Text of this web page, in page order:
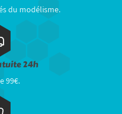
du modélisme.
24h
99€.